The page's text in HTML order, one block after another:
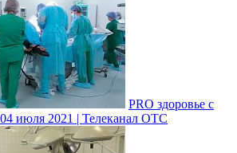
PRO здоровье с
июля 2021 | Телеканал ОТС